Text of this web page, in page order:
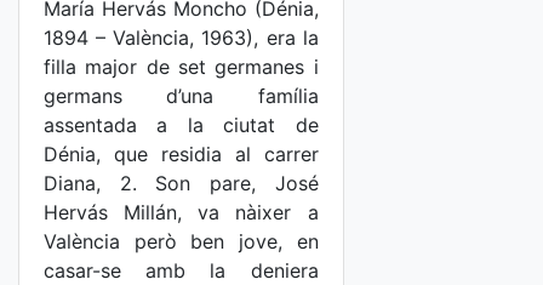
María Hervás Moncho (Dénia,
1894 – València, 1963), era la
filla major de set germanes i
germans d’una família
assentada a la ciutat de
Dénia, que residia al carrer
Diana, 2. Son pare, José
Hervás Millán, va nàixer a
València però ben jove, en
casar-se amb la deniera